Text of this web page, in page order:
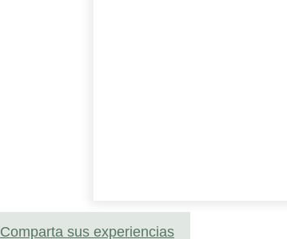
Comparta sus experiencias